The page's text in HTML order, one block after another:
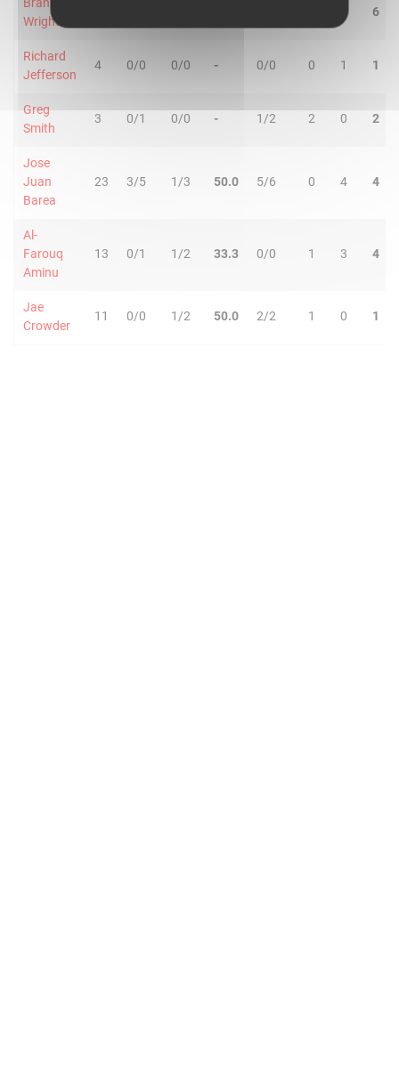
Wright
6
Richard
Jefferson
4 0/0 0/0 - 0/0 0 1 1
Greg
Smith
3 0/1 0/0 - 1/2 2 0 2
Jose
Juan
Barea
23 3/5 1/3 50.0 5/6 0 4 4
Al-
Farouq
Aminu
13 0/1 1/2 33.3 0/0 1 3 4
Jae
Crowder
11 0/0 1/2 50.0 2/2 1 0 1